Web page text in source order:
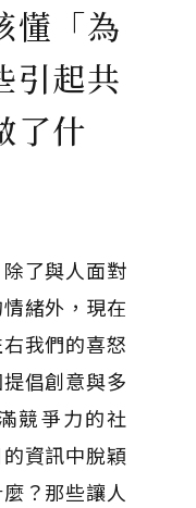
懂「為
引起共
了什
了與人面對
緒外，現在
我們的喜怒
倡創意與多
競爭力的社
資訊中脫穎
？那些讓人